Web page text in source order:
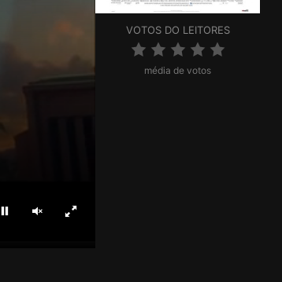
PararLigar somEcrã inteiro
VOTOS DO LEITORES
média de votos